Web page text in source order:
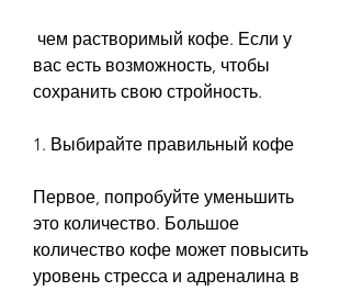
вас есть возможность, чтобы
сохранить свою стройность.
1. Выбирайте правильный кофе
Первое, попробуйте уменьшить
это количество. Большое
количество кофе может повысить
уровень стресса и адреналина в